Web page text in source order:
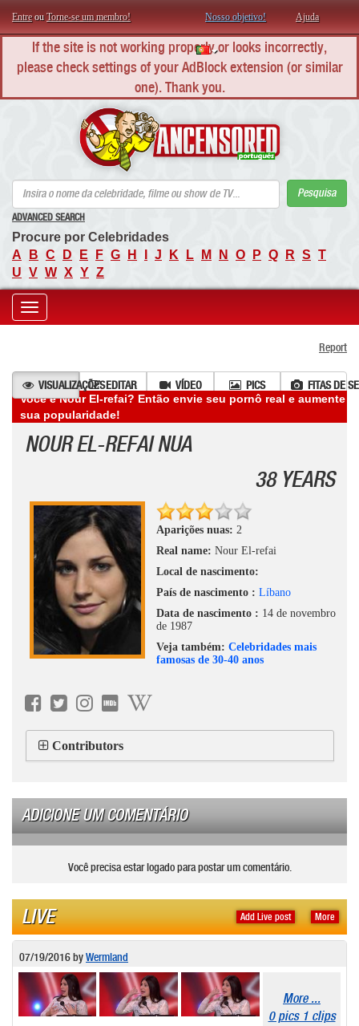
Entreou Torne-se um membro! Nosso objetivo! Ajuda
If the site is not working properly or looks incorrectly,
please check settings of your AdBlock extension (or similar
one). Thank you.
Pesquisa
ADVANCED SEARCH
Procure por Celebridades
A
B C D E F G H J K L M N O P Q R S T
U V W X Y Z
Toggle
Report
VISUALIZAÇÕESEDITAR VÍDEO PICS
FITAS DE
Você é Nour El-refai? Então envie seu pornô real e aumente
sua popularidade!
NOUR EL-REFAI NUA
38 YEARS
Aparições nuas: 2
Real name: Nour El-refai
Local de nascimento:
País de nascimento : Líbano
Data de nascimento : 14 de novembro
de 1987
Veja também: Celebridades mais
famosas de 30-40 anos
Contributors
ADICIONE UM COMENTÁRIO
Você precisa estar logado para postar um comentário.
More
Add Live post
LIVE
07/19/2016byWermland
More ...
0 pics 1 clips